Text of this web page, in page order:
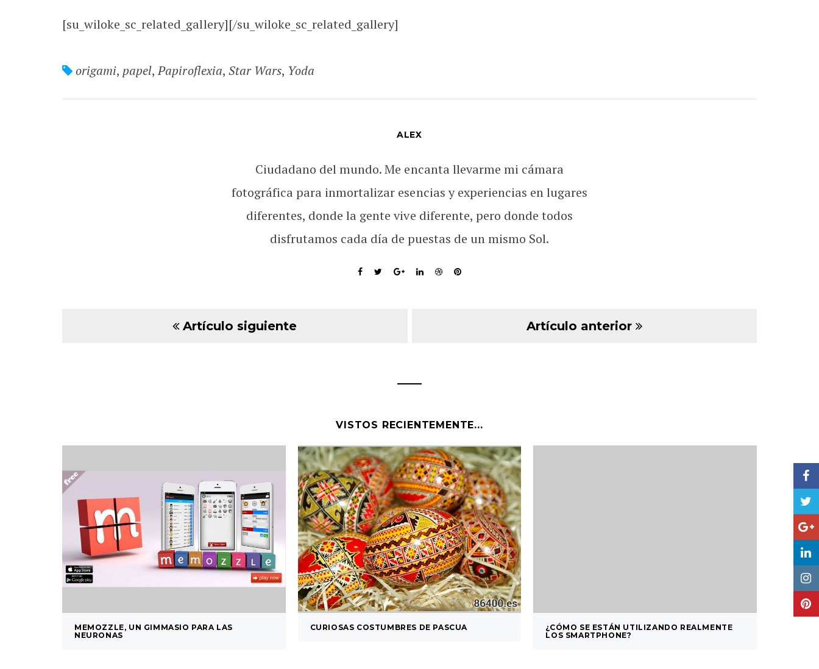
[su_wiloke_sc_related_gallery][/su_wiloke_sc_related_gallery]
origami, papel,Papiroflexia, Star Wars, Yoda
ALEX
Ciudadano del mundo. Me encanta llevarme mi cámara
fotográfica para inmortalizar esencias y experiencias en lugares
diferentes, donde la gente vive diferente, pero donde todos
disfrutamos cada día de puestas de un mismo Sol.
Artículo siguiente Artículo anterior
VISTOS RECIENTEMENTE...
MEMOZZLE, UN GIMMASIO PARA LAS
NEURONAS
CURIOSAS COSTUMBRES DE PASCUA
¿CÓMO SE ESTÁN UTILIZANDO REALMENTE
LOS SMARTPHONE?